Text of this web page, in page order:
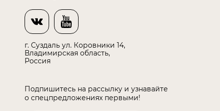
г. Суздаль ул. Коровники 14,
Владимирская область,
Россия
Подпишитесь на рассылку и узнавайте
о спецпредложениях первыми!